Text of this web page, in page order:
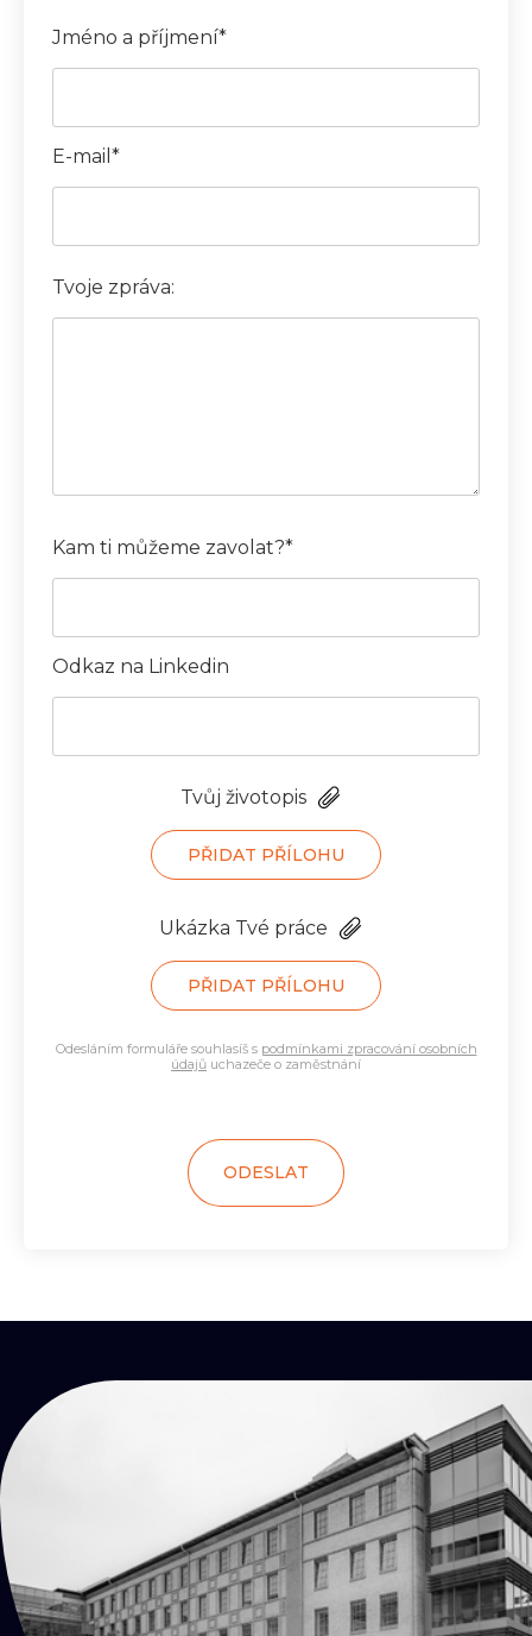
Jméno a příjmení*
E-mail*
Tvoje zpráva:
Kam ti můžeme zavolat?*
Odkaz na Linkedin
Tvůj životopis
PŘIDAT PŘÍLOHU
Ukázka Tvé práce
PŘIDAT PŘÍLOHU
Odesláním formuláře souhlasíš s podmínkami zpracování osobních
údajů uchazeče o zaměstnání
ODESLAT
na kafe